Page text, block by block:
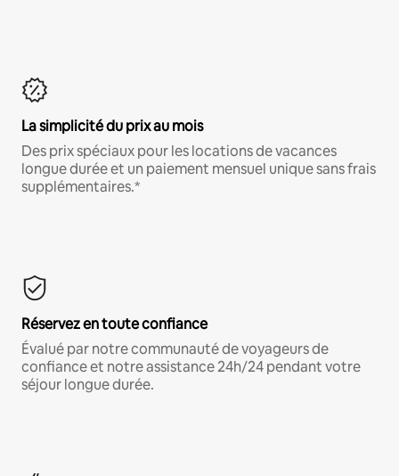
La simplicité du prix au mois
Des prix spéciaux pour les locations de vacances
longue durée et un paiement mensuel unique sans frais
supplémentaires.*
Réservez en toute confiance
Évalué par notre communauté de voyageurs de
confiance et notre assistance 24h/24 pendant votre
séjour longue durée.